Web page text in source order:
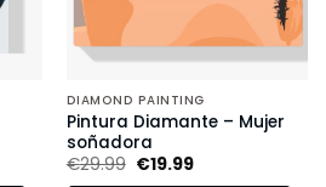
DIAMOND PAINTING
Pintura Diamante – Mujer
soñadora
€29.99 €19.99